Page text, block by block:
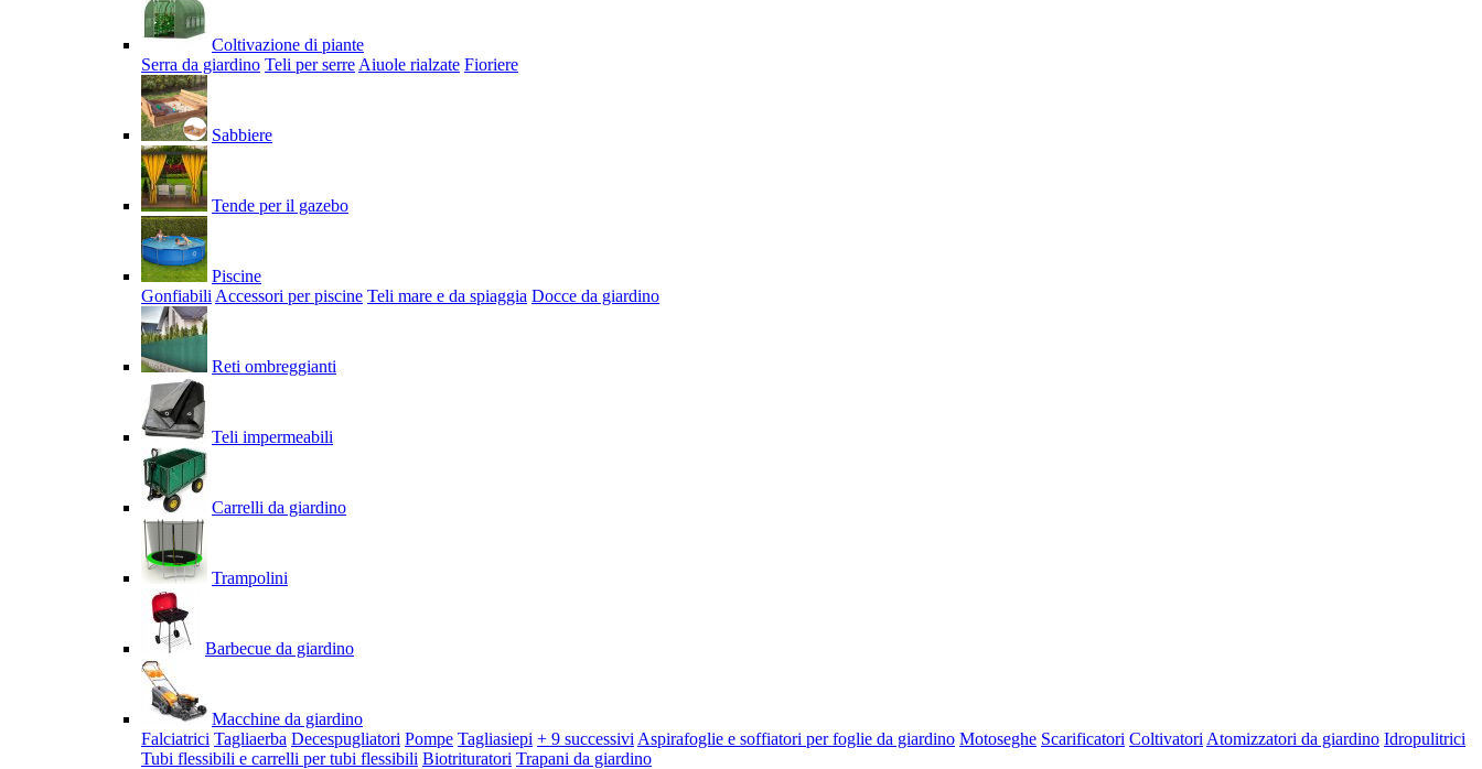
Coltivazione di piante
Serra da giardino Teli per serre Aiuole rialzate Fioriere
Sabbiere
Tende per il gazebo
Piscine
Gonfiabili Accessori per piscine Teli mare e da spiaggia Docce da giardino
Reti ombreggianti
Teli impermeabili
Carrelli da giardino
Trampolini
Barbecue da giardino
Macchine da giardino
Falciatrici Tagliaerba Decespugliatori Pompe Tagliasiepi + 9 successivi Aspirafoglie e soffiatori per foglie da giardino Motoseghe Scarificatori Coltivatori Atomizzatori da giardino Idropulitrici
Tubi flessibili e carrelli per tubi flessibili Biotrituratori Trapani da giardino